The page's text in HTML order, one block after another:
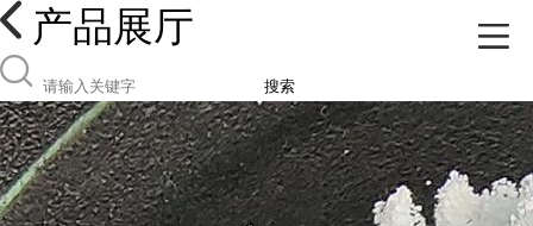
产品展厅
搜索